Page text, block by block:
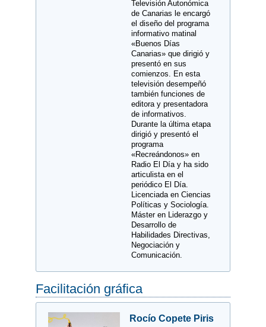
Televisión Autonómica
de Canarias le encargó
el diseño del programa
informativo matinal
«Buenos Días
Canarias» que dirigió y
presentó en sus
comienzos. En esta
televisión desempeñó
también funciones de
editora y presentadora
de informativos.
Durante la última etapa
dirigió y presentó el
programa
«Recreándonos» en
Radio El Día y ha sido
articulista en el
periódico El Día.
Licenciada en Ciencias
Políticas y Sociología.
Máster en Liderazgo y
Desarrollo de
Habilidades Directivas,
Negociación y
Comunicación.
Facilitación gráfica
Rocío Copete Piris